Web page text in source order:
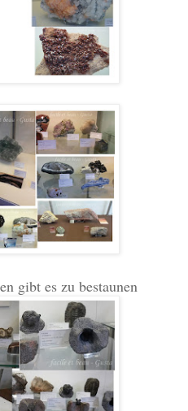
gibt es zu bestaunen